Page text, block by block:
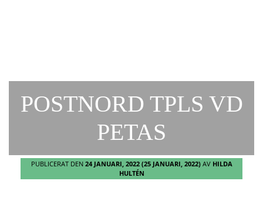
POSTNORD TPLS VD
PETAS
PUBLICERAT DEN 24 JANUARI, 2022(25 JANUARI, 2022) AV HILDA
HULTÉN